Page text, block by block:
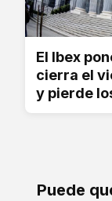
El Ibex
cierra el
y pierde
Puede